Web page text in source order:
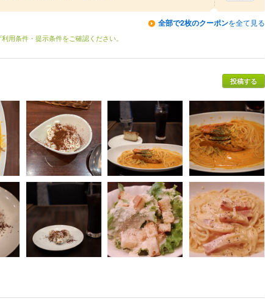
全部で2枚のクーポンを全て見る
用条件・提示条件をご確認ください。
投稿する